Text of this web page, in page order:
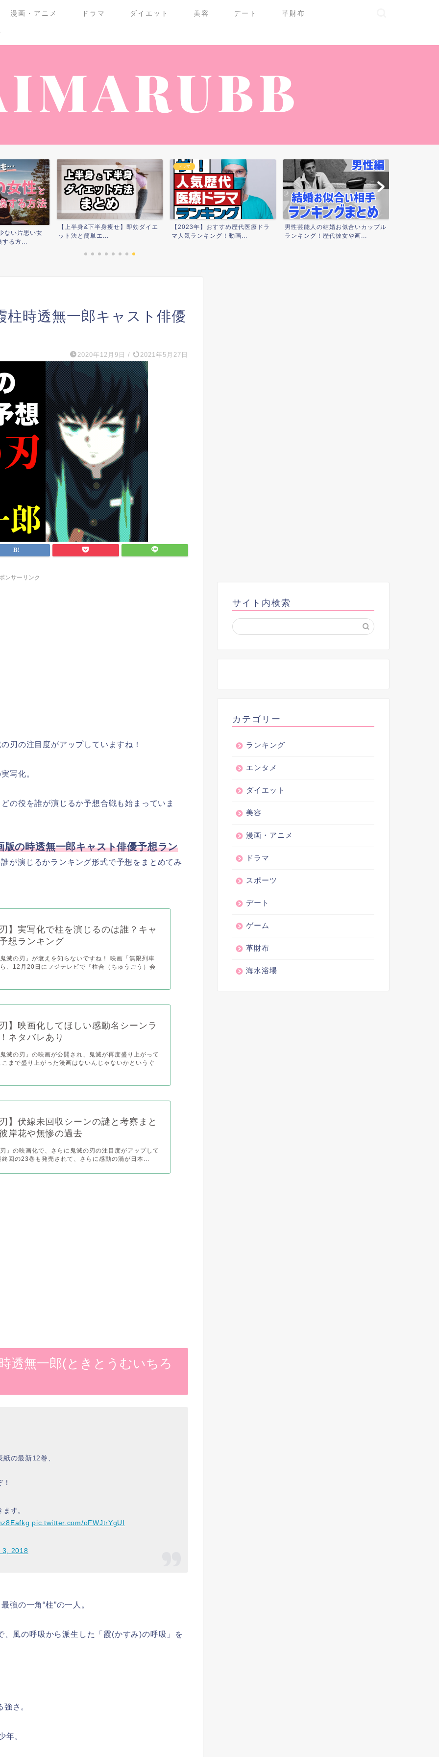
漫画・アニメ ドラマ ダイエット 美容 デート 革財布
】即効ダイエ
ドラマ
【2023年】おすすめ歴代医療ドラ
マ人気ランキング！動画...
男性芸能人の結婚お似合いカップル
ランキング！歴代彼女や画...
女性芸能人の結婚お似合いカップル
ランキング！歴代彼氏や画...
柱時透無一郎キャスト俳優
2020年12月9日 / 2021年5月27日
ンサーリンク
刃の注目度がアップしていますね！
写化。
の役を誰が演じるか予想合戦も始まっていま
版の時透無一郎キャスト俳優予想ラン
が演じるかランキング形式で予想をまとめてみ
】実写化で柱を演じるのは誰？キャ
想ランキング
滅の刃」が衰えを知らないですね！ 映画「無限列車
、12月20日にフジテレビで『柱合（ちゅうごう）会
】映画化してほしい感動名シーンラ
ネタバレあり
滅の刃」の映画が公開され、鬼滅が再度盛り上がって
まで盛り上がった漫画はないんじゃないかというぐ
】伏線未回収シーンの謎と考察まと
岸花や無惨の過去
」の映画化で、さらに鬼滅の刃の注目度がアップして
終回の23巻も発売されて、さらに感動の渦が日本...
透無一郎(ときとうむいちろ
の最新12巻、
す。
pic.twitter.com/oFWJtrYgUI
3, 2018
強の一角“柱”の一人。
、風の呼吸から派生した「霞(かすみ)の呼吸」を
さ。
年。
サイト内検索
カテゴリー
ランキング
エンタメ
ダイエット
美容
漫画・アニメ
ドラマ
スポーツ
デート
ゲーム
革財布
海水浴場